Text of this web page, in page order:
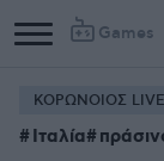
Games
ΚΟΡΩΝΟΙΟΣ LIVE
Ιταλία